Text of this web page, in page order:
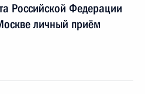
Российской Федерации
личный приём